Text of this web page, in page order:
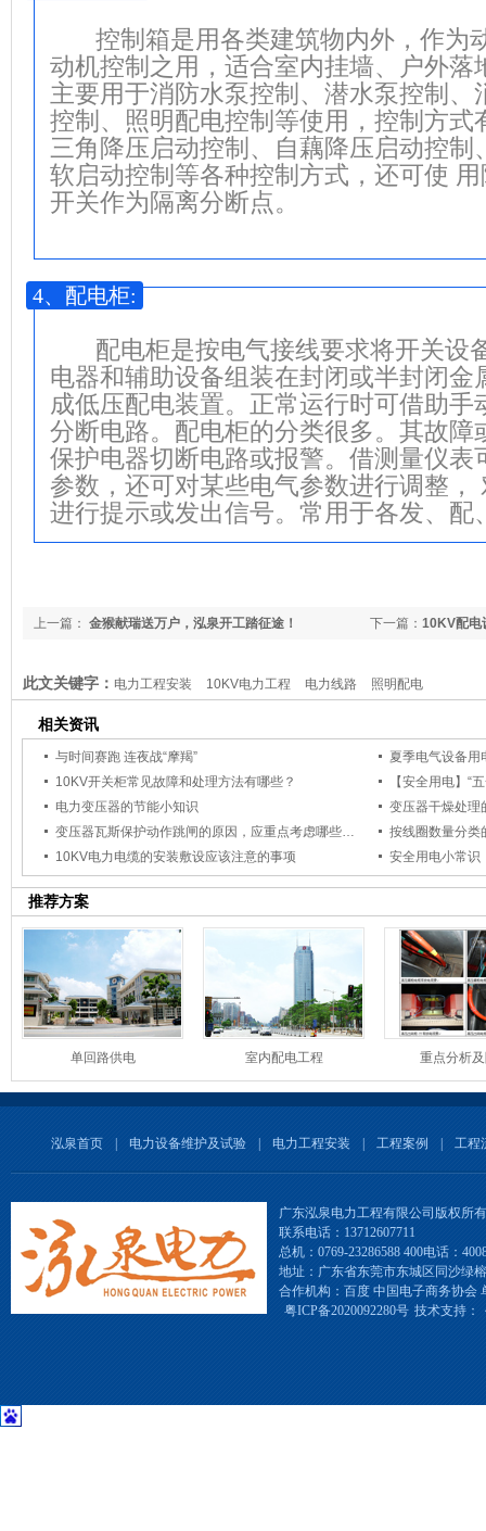
控制箱是用各类建筑物内外，作为
动机控制之用，适合室内挂墙、户外落
主要用于消防水泵控制、潜水泵控制、
控制、照明配电控制等使用，控制方式
三角降压启动控制、自藕降压启动控制
软启动控制等各种控制方式，还可使
开关作为隔离分断点。
4、配电柜:
配电柜是按电气接线要求将开关设
电器和辅助设备组装在封闭或半封闭金
成低压配电装置。正常运行时可借助手
分断电路。配电柜的分类很多。其故障
保护电器切断电路或报警。借测量仪表
参数，还可对某些电气参数进行调整，
进行提示或发出信号。常用于各发、配
下一篇： 10KV配电
上一篇： 金猴献瑞送万户，泓泉开工踏征途！
此文关键字： 电力工程安装 10KV电力工程 电力线路 照明配电
相关资讯
与时间赛跑 连夜战“摩羯”
夏季电气设备用
10KV开关柜常见故障和处理方法有哪些？
【安全用电】“
电力变压器的节能小知识
变压器干燥处理
按线圈数量分类
10KV电力电缆的安装敷设应该注意的事项
安全用电小常识
推荐方案
单回路供电 室内配电工程 重点分析
泓泉首页 | 电力设备维护及试验 | 电力工程安装 | 工程案例 | 工程
广东泓泉电力工程有限公司版权所有
联系电话：13712607711
总机：0769-23286588 400电话：
地址：广东省东莞市东城区同沙绿
合作机构：百度 中国电子商务协会
粤ICP备2020092280号 技术支持：